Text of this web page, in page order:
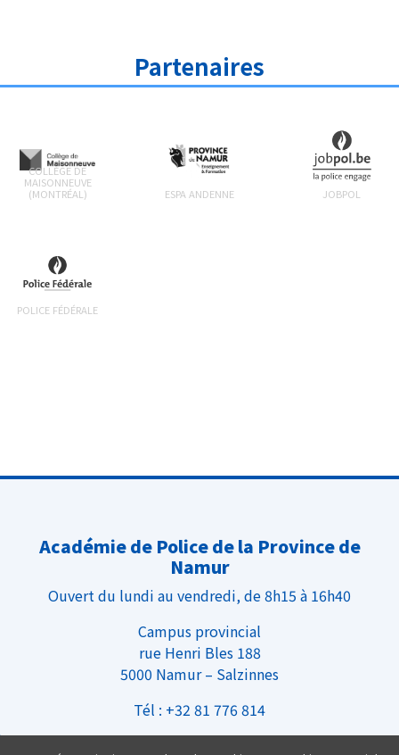
Partenaires
COLLÈGE DE
MAISONNEUVE
(MONTRÉAL)
ESPA ANDENNE JOBPOL
POLICE FÉDÉRALE
Académie de Police de la Province de
Namur
Ouvert du lundi au vendredi, de 8h15 à 16h40
Campus provincial
rue Henri Bles 188
5000 Namur – Salzinnes
Tél : +32 81 776 814